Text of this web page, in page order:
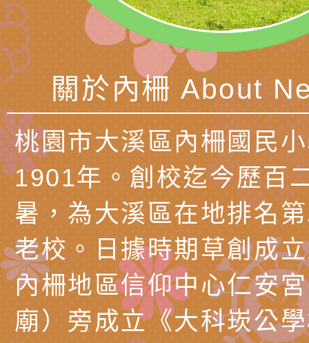
藝術才能國樂班鑑定
長說明會
「2026全國特殊教
學術研討會」暨徵稿
函轉內政部檢送修
反詐宣導影片連結一
函轉內政部為強化社
詐知能及宣導檢察官
官制度中協助被害人
製作相關宣導短片
檢送本市馬祖新村眷
區「馬村設計實驗室
味．茶味》特展海報
信誼基金會於3／14
【父母也需要被照顧
育兒中找回內在安定
心怡心理師主講】線
座
有關本市學生輔導諮
下簡稱輔諮中心)辦
上半年高國中小學學
生諮詢服務
檢送「桃園市特殊教
緒及行為問題支持資
114學年度第2學期
務實施計畫」
檢送桃園市政府LCD
（圖）片
檢送桃園市政府LED
字稿及LCD託播影（
轉知有關我國身心障
公約（CRPD）第三
函轉本府新聞處115
關於內柵 About
桃園市大溪區內柵國民
1901年。創校迄今歷百
暑，為大溪區在地排名
老校。日據時期草創成
內柵地區信仰中心仁安
廟）旁成立《大科崁公